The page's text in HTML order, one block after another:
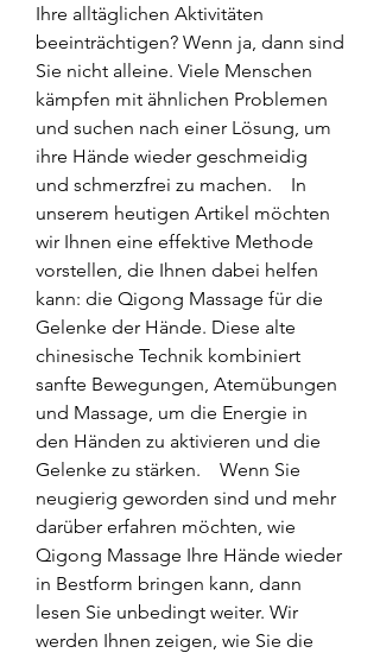
Ihre alltäglichen Aktivitäten
beeinträchtigen? Wenn ja, dann sind
Sie nicht alleine. Viele Menschen
kämpfen mit ähnlichen Problemen
und suchen nach einer Lösung, um
ihre Hände wieder geschmeidig
und schmerzfrei zu machen.    In
unserem heutigen Artikel möchten
wir Ihnen eine effektive Methode
vorstellen, die Ihnen dabei helfen
kann: die Qigong Massage für die
Gelenke der Hände. Diese alte
chinesische Technik kombiniert
sanfte Bewegungen, Atemübungen
und Massage, um die Energie in
den Händen zu aktivieren und die
Gelenke zu stärken.    Wenn Sie
neugierig geworden sind und mehr
darüber erfahren möchten, wie
Qigong Massage Ihre Hände wieder
in Bestform bringen kann, dann
lesen Sie unbedingt weiter. Wir
werden Ihnen zeigen, wie Sie die